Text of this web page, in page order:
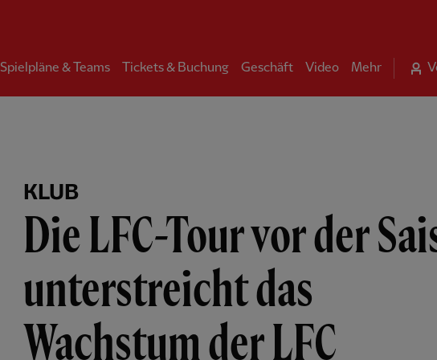
Spielpläne & Teams Tickets & Buchung Geschäft Video Mehr
KLUB
Die LFC-Tour vor der
unterstreicht das
Wachstum der LFC